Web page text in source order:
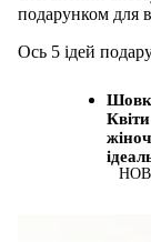
подарунком для
Ось 5 ідей